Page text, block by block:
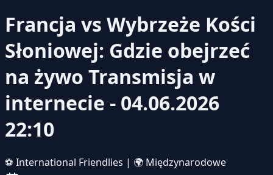
Francja vs Wybrzeże Kości
Słoniowej: Gdzie obejrzeć
na żywo Transmisja w
internecie - 04.06.2026
22:10
⚽ International Friendlies | 🌍 Międzynarodowe